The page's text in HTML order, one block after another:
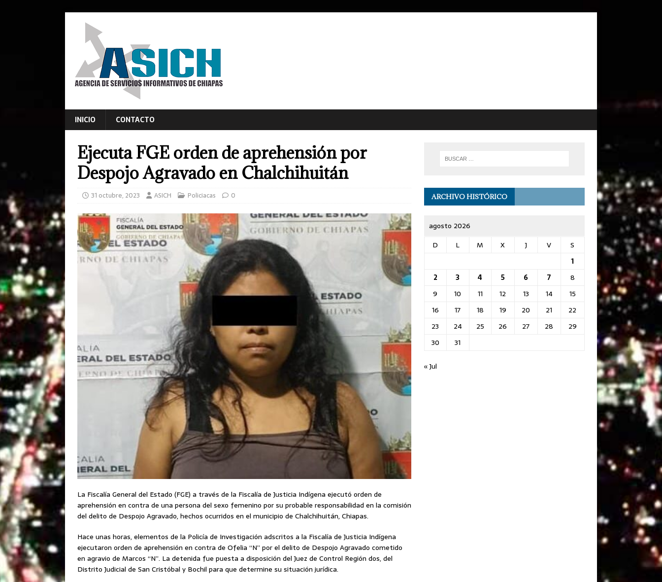
INICIO CONTACTO
Ejecuta FGE orden de aprehensión por
Despojo Agravado en Chalchihuitán
31 octubre, 2023 ASICH Policiacas 0
La Fiscalía General del Estado (FGE) a través de la Fiscalía de Justicia Indígena ejecutó orden de
aprehensión en contra de una persona del sexo femenino por su probable responsabilidad en la comisión
del delito de Despojo Agravado, hechos ocurridos en el municipio de Chalchihuitán, Chiapas.
Hace unas horas, elementos de la Policía de Investigación adscritos a la Fiscalía de Justicia Indígena
ejecutaron orden de aprehensión en contra de Ofelia “N” por el delito de Despojo Agravado cometido
en agravio de Marcos “N”. La detenida fue puesta a disposición del Juez de Control Región dos, del
Distrito Judicial de San Cristóbal y Bochil para que determine su situación jurídica.
ARCHIVO HISTÓRICO
agosto 2026
D
L M X J V
S
1
2
3 4 5 6 7
8
9
10 11 12 13 14
15
16
17 18 19 20 21
22
23
24 25 26 27 28
29
30
31
« Jul